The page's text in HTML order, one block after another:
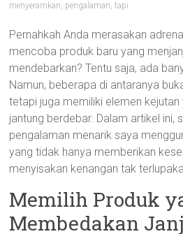
menyeramkan, pengalaman,tapi
Pernahkah Anda merasakan
mencoba produk baru yang
mendebarkan? Tentu saja, ada
Namun, beberapa di antaranya
tetapi juga memiliki elemen
jantung berdebar. Dalam artikel ini,
pengalaman menarik saya
yang tidak hanya memberikan
menyisakan kenangan tak
Memilih Produk
Membedakan